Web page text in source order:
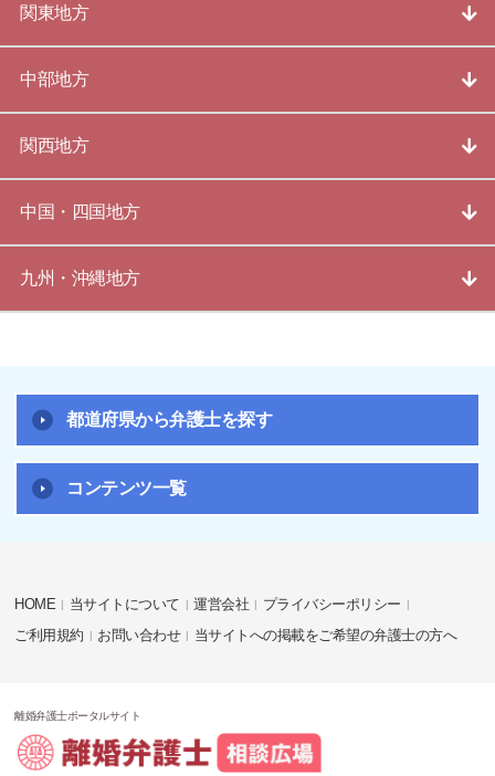
関東地方
中部地方
関西地方
中国・四国地方
九州・沖縄地方
都道府県から弁護士を探す
コンテンツ一覧
HOME 当サイトについて 運営会社
プライバシーポリシー
ご利用規約
お問い合わせ 当サイトへの掲載をご希望の弁護士の方へ
離婚弁護士ポータルサイト